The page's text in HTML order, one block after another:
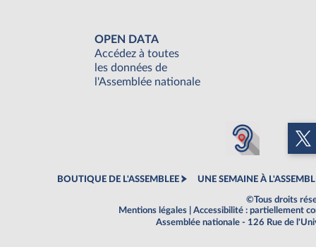
OPEN DATA
Accédez à toutes
les données de
l'Assemblée nationale
BOUTIQUE DE L'ASSEMBLEE UNE SEMAINE À
©Tous droits
Mentions légales
Accessibilité : partiellement
Assemblée nationale - 126 Rue de